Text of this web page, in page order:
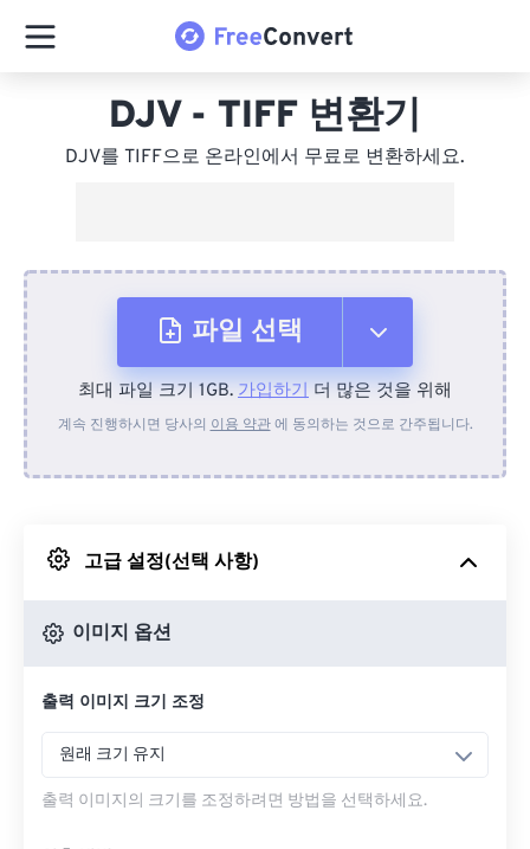
DJV - TIFF 변환기
DJV를 TIFF으로 온라인에서 무료로 변환하세요.
파일 선택
장치에서
Google 드라이브에서
최대 파일 크기 1GB. 가입하기 더 많은 것을 위해
계속 진행하시면 당사의 이용 약관에 동의하는 것으로 간주됩니다.
고급 설정(선택 사항)
이미지 옵션
출력 이미지 크기 조정
원래 크기 유지
출력 이미지의 크기를 조정하려면 방법을 선택하세요.